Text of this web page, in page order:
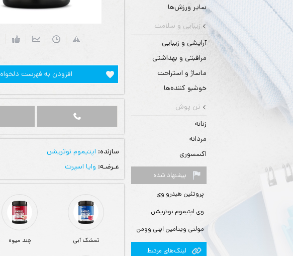
سایر ورزش‌ها
زیبایی و سلامت
آرایشی و زیبایی
مراقبتی و بهداشتی
ماساژ و استراحت
خوشبو کننده‌ها
تن پوش
زنانه
مردانه
اکسسوری
پیشنهاد شده
پروتئین هیدرو وی
وی اپتیموم نوتریشن
مولتی ویتامین اپتی وومن
لينك‌های مرتبط
افزودن به فهرست دلخواه
سازنده: اپتیموم نوتریشن
عـرضـه: وایا اسپرت
تمشک آبی چند میوه